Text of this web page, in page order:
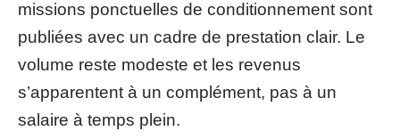
missions ponctuelles de conditionnement sont
publiées avec un cadre de prestation clair. Le
volume reste modeste et les revenus
s’apparentent à un complément, pas à un
salaire à temps plein.